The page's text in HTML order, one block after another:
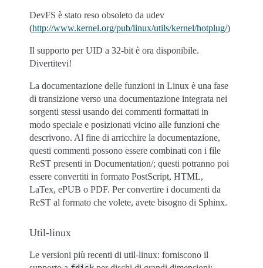
DevFS è stato reso obsoleto da udev
(http://www.kernel.org/pub/linux/utils/kernel/hotplug/)
Il supporto per UID a 32-bit è ora disponibile.
Divertitevi!
La documentazione delle funzioni in Linux è una fase
di transizione verso una documentazione integrata nei
sorgenti stessi usando dei commenti formattati in
modo speciale e posizionati vicino alle funzioni che
descrivono. Al fine di arricchire la documentazione,
questi commenti possono essere combinati con i file
ReST presenti in Documentation/; questi potranno poi
essere convertiti in formato PostScript, HTML,
LaTex, ePUB o PDF. Per convertire i documenti da
ReST al formato che volete, avete bisogno di Sphinx.
Util-linux
Le versioni più recenti di util-linux: forniscono il